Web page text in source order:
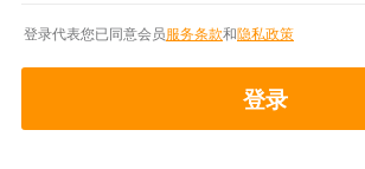
登录代表您已同意会员服务条款和隐私政策
登录